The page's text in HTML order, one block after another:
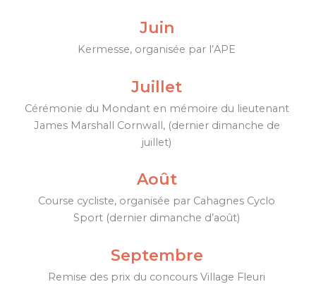
Juin
Kermesse, organisée par l’APE
Juillet
Cérémonie du Mondant en mémoire du lieutenant
James Marshall Cornwall, (dernier dimanche de
juillet)
Août
Course cycliste, organisée par Cahagnes Cyclo
Sport (dernier dimanche d’août)
Septembre
Remise des prix du concours Village Fleuri